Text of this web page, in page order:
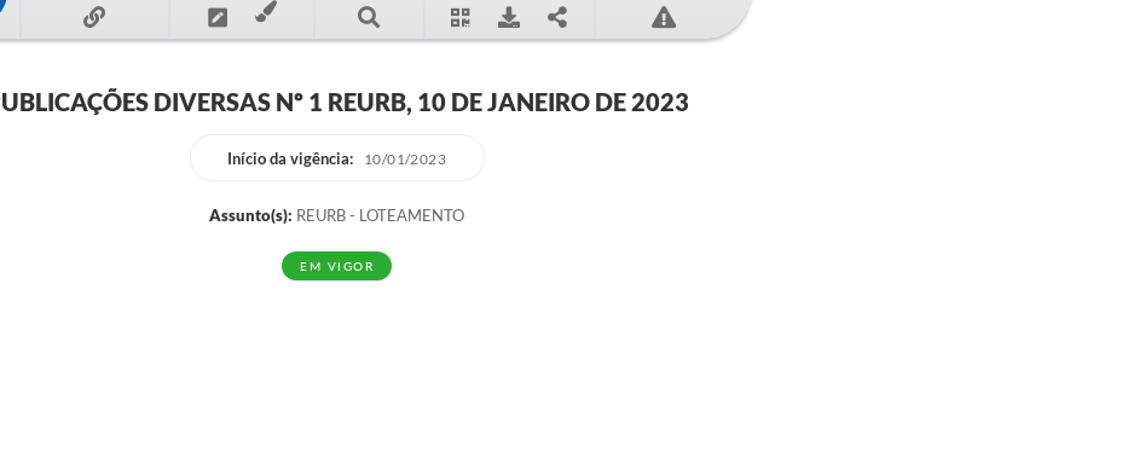
DIVERSAS Nº 1 REURB, 10 DE JANEIRO DE 2023
Início da vigência: 10/01/2023
Assunto(s): REURB - LOTEAMENTO
EM VIGOR